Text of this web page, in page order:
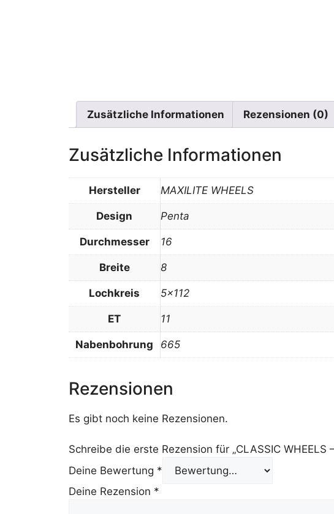
Zusätzliche Informationen Rezensionen (0)
Zusätzliche Informationen
Hersteller MAXILITE WHEELS
Design Penta
Durchmesser 16
Breite 8
Lochkreis 5×112
ET 11
Nabenbohrung 665
Rezensionen
Es gibt noch keine Rezensionen.
Schreibe die erste Rezension für „CLASSIC WHEELS
Deine Bewertung *
Deine Rezension *